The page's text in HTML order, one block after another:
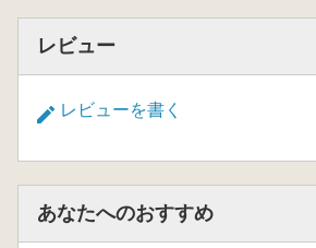
レビュー
レビューを書く
あなたへのおすすめ